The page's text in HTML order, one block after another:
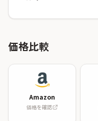
価格比較
Amazon
価格を確認